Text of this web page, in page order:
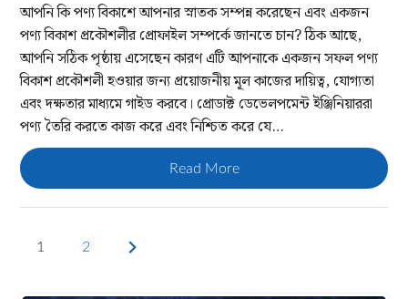
আপনি কি পণ্য বিকাশে আপনার স্নাতক সম্পন্ন করেছেন এবং একজন
পণ্য বিকাশ প্রকৌশলীর প্রোফাইল সম্পর্কে জানতে চান? ঠিক আছে,
আপনি সঠিক পৃষ্ঠায় এসেছেন কারণ এটি আপনাকে একজন সফল পণ্য
বিকাশ প্রকৌশলী হওয়ার জন্য প্রয়োজনীয় মূল কাজের দায়িত্ব, যোগ্যতা
এবং দক্ষতার মাধ্যমে গাইড করবে। প্রোডাক্ট ডেভেলপমেন্ট ইঞ্জিনিয়াররা
পণ্য তৈরি করতে কাজ করে এবং নিশ্চিত করে যে…
Read More
1 2